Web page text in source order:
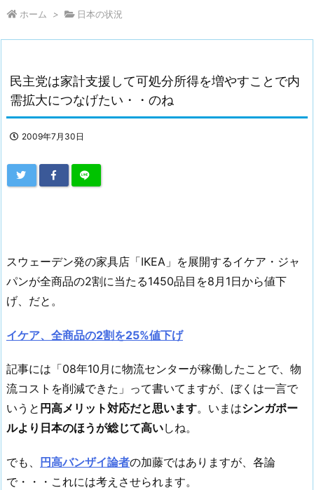
ホーム > 日本の状況
民主党は家計支援して可処分所得を増やすことで内
需拡大につなげたい・・のね
2009年7月30日
スウェーデン発の家具店「IKEA」を展開するイケア・ジャ
パンが全商品の2割に当たる1450品目を8月1日から値下
げ、だと。
イケア、全商品の2割を25%値下げ
記事には「08年10月に物流センターが稼働したことで、物
流コストを削減できた」って書いてますが、ぼくは一言で
いうと 円高メリット対応だと思います。いまはシンガポー
ルより日本のほうが総じて高いしね。
でも、 円高バンザイ論者の加藤ではありますが、各論
で・・・これには考えさせられます。